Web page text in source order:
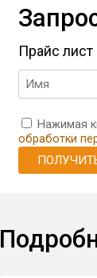
Прайс
Нажимая
обработки